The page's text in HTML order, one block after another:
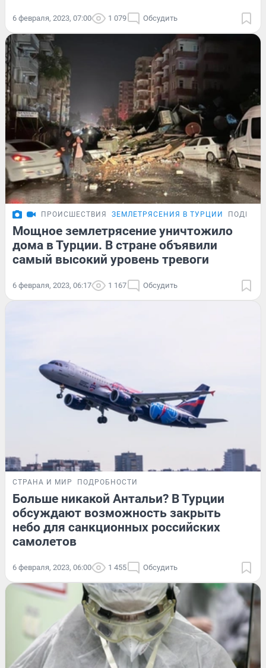
6 февраля, 2023, 07:00 1 079 Обсудить
ПРОИСШЕСТВИЯ ЗЕМЛЕТРЯСЕНИЯ В ТУРЦИИ
Мощное землетрясение уничтожило
дома в Турции. В стране объявили
самый высокий уровень тревоги
6 февраля, 2023, 06:17 1 167 Обсудить
СТРАНА И МИР ПОДРОБНОСТИ
Больше никакой Антальи? В Турции
обсуждают возможность закрыть
небо для санкционных российских
самолетов
6 февраля, 2023, 06:00 1 455 Обсудить